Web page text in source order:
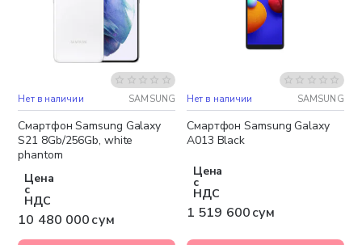
Бесплатная доставка
Нет в наличии SAMSUNG
Смартфон Samsung Galaxy
S21 8Gb/256Gb, white
phantom
Цена
с
НДС
10 480 000 сум
Бесплатная доставка
Нет в наличии SAMSUNG
Смартфон Samsung Galaxy
A013 Black
Цена
с
НДС
1 519 600 сум